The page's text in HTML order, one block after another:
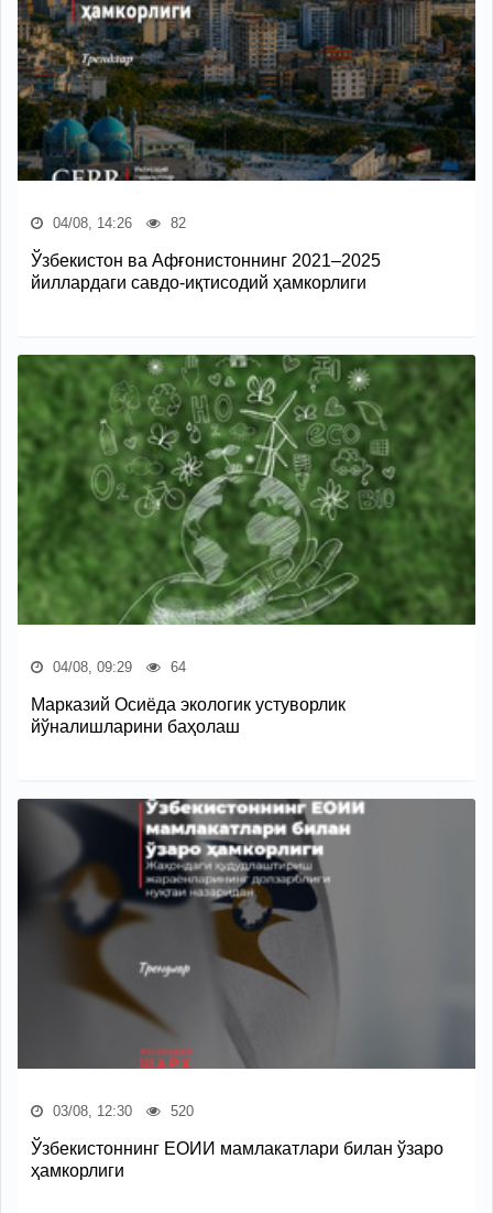
04/08, 14:26 82
Ўзбекистон ва Афғонистоннинг 2021–2025
йиллардаги савдо-иқтисодий ҳамкорлиги
04/08, 09:29 64
Марказий Осиёда экологик устуворлик
йўналишларини баҳолаш
03/08, 12:30 520
Ўзбекистоннинг ЕОИИ мамлакатлари билан ўзаро
ҳамкорлиги